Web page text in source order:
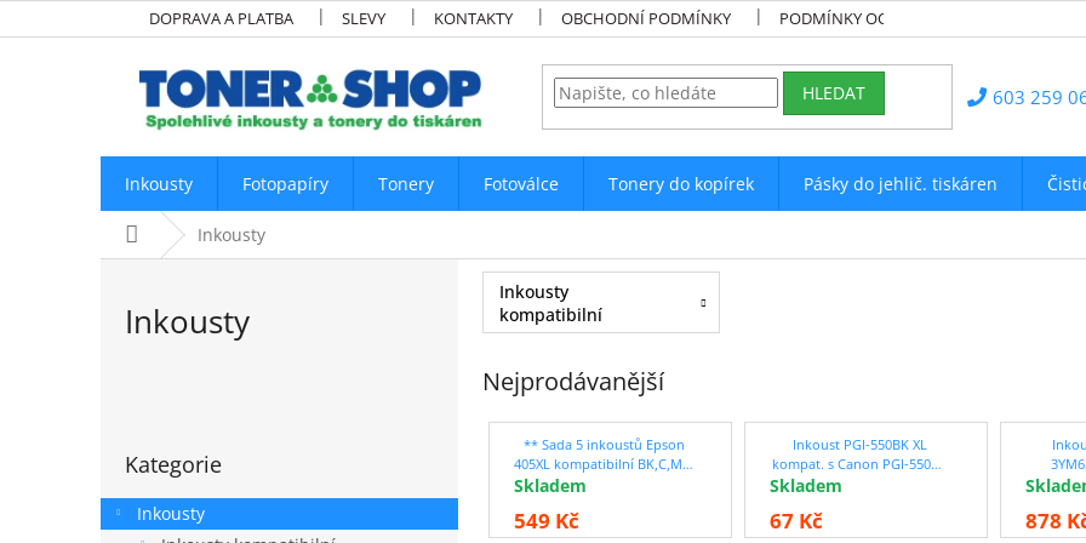
na
DOPRAVA A PLATBA SLEVY KONTAKTY OBCHODNÍ PODMÍNKY PODMÍNKY OCHRANY OSOBNÍCH ÚDAJŮ
HLEDAT 603 259
Inkousty Fotopapíry Tonery Fotoválce Tonery do kopírek Pásky do jehlič. tiskáren
Domů Inkousty
Inkousty
r
a
kategorie
Kategorie
Inkousty
Inkousty
kompatibilní
Nejprodávanější
** Sada 5 inkoustů Epson
405XL kompatibilní BK,C,M,Y
se slevou 12 % !!
Skladem
549 Kč
Inkoust PGI-550BK XL
kompat. s Canon PGI-550BK
XL, černý, 24 ml !!
Skladem
67 Kč 878